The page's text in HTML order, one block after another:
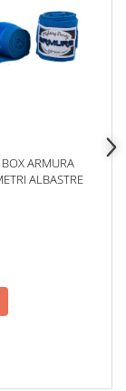
ARMURA
ALBASTRE